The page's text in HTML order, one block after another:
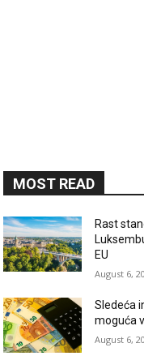
MOST READ
Rast
EU
August 6,
Sledeća
moguća
August 6,